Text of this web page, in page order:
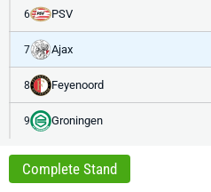
6 PSV
7 Ajax
8 Feyenoord
9 Groningen
Complete Stand